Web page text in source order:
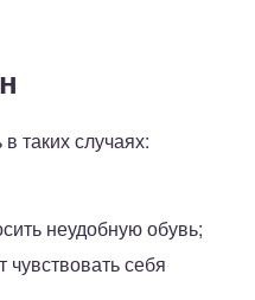
таких случаях:
неудобную обувь;
себя